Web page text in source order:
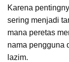
Karena
sering menjadi
mana peretas
nama pengguna
lazim.